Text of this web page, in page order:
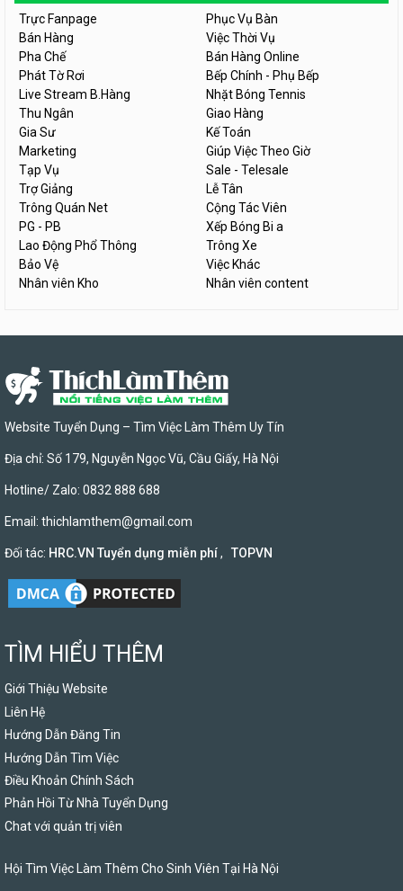
Trực Fanpage
Phục Vụ Bàn
Bán Hàng
Việc Thời Vụ
Pha Chế
Bán Hàng Online
Phát Tờ Rơi
Bếp Chính - Phụ Bếp
Live Stream B.Hàng
Nhặt Bóng Tennis
Thu Ngân
Giao Hàng
Gia Sư
Kế Toán
Marketing
Giúp Việc Theo Giờ
Tạp Vụ
Sale - Telesale
Trợ Giảng
Lễ Tân
Trông Quán Net
Cộng Tác Viên
PG - PB
Xếp Bóng Bi a
Lao Động Phổ Thông
Trông Xe
Bảo Vệ
Việc Khác
Nhân viên Kho
Nhân viên content
Website Tuyển Dụng – Tìm Việc Làm Thêm Uy Tín
Địa chỉ: Số 179, Nguyễn Ngọc Vũ, Cầu Giấy, Hà Nội
Hotline/ Zalo: 0832 888 688
Email: thichlamthem@gmail.com
Đối tác: HRC.VN Tuyển dụng miễn phí, TOPVN
TÌM HIỂU THÊM
Giới Thiệu Website
Liên Hệ
Hướng Dẫn Đăng Tin
Hướng Dẫn Tìm Việc
Điều Khoản Chính Sách
Phản Hồi Từ Nhà Tuyển Dụng
Chat với quản trị viên
Hội Tìm Việc Làm Thêm Cho Sinh Viên Tại Hà Nội